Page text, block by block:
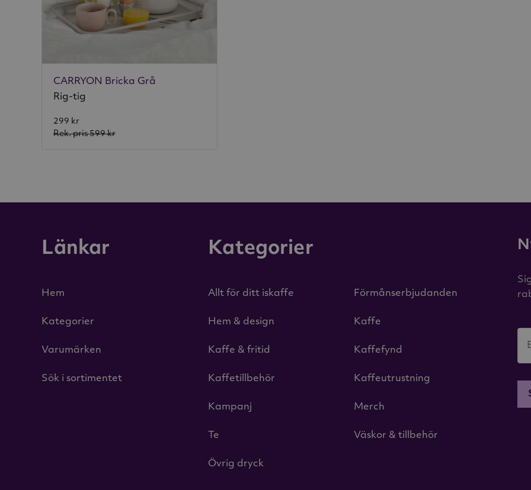
CARRYON Bricka Grå
Rig-tig
299 kr
Rek. pris 599 kr
Länkar
Hem
Kategorier
Varumärken
Sök i sortimentet
Kategorier
Allt för ditt iskaffe Förmånserbjudanden
Hem & design Kaffe
Kaffe & fritid Kaffefynd
Kaffetillbehör Kaffeutrustning
Kampanj Merch
Te Väskor & tillbehör
Övrig dryck